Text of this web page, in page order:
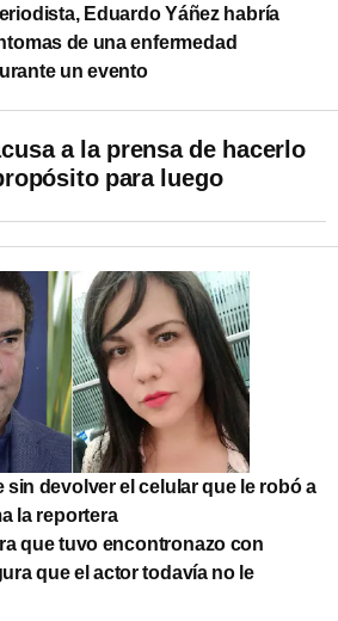
Eduardo Yáñez habría
de una enfermedad
un evento
a la prensa de hacerlo
para luego
sin devolver el celular que le robó a
la reportera
que tuvo encontronazo con
que el actor todavía no le